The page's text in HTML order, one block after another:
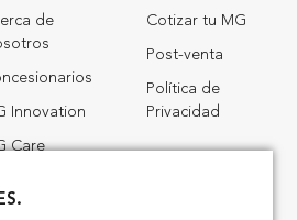
de
Innovation
Care
Cotizar tu MG
Post-venta
Política de
Privacidad